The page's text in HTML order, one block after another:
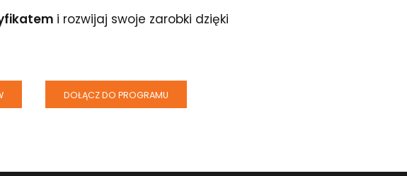
i rozwijaj swoje zarobki dzięki
DOŁĄCZ DO PROGRAMU